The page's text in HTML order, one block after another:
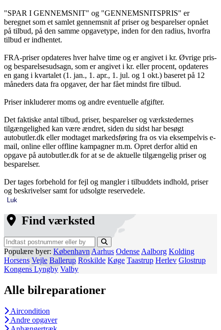
"SPAR I GENNEMSNIT" og "GENNEMSNITSPRIS" er
beregnet som et samlet gennemsnit af priser og besparelser opnået
på tilbud, på den samme opgavetype, inden for den radius, hvorfra
tilbud er indhentet.
FRA-priser opdateres hver halve time og er angivet i kr. Øvrige pris-
og besparelsesudsagn, som er angivet i kr. eller procent, opdateres
en gang i kvartalet (1. jan., 1. apr., 1. jul. og 1 okt.) baseret på 12
måneders data fra opgaver, der har fået mindst fire tilbud.
Priser inkluderer moms og andre eventuelle afgifter.
Det faktiske antal tilbud, priser, besparelser og værkstedernes
tilgængelighed kan være ændret, siden du sidst har besøgt
autobutler.dk eller modtaget markedsføring fra os via eksempelvis e-
mail, online eller offline kampagner m.m. Opret derfor altid en
opgave på autobutler.dk for at se de aktuelle tilgængelig priser og
besparelser.
Der tages forbehold for fejl og mangler i tilbuddets indhold, priser
og beskrivelser samt for udsolgte reservedele.
Luk
Find værksted
Populære byer: KøbenhavnAarhus OdenseAalborg Kolding
Horsens Vejle Ballerup Roskilde Køge Taastrup Herlev Glostrup
Kongens Lyngby Valby
Alle bilreparationer
Aircondition
Andre opgaver